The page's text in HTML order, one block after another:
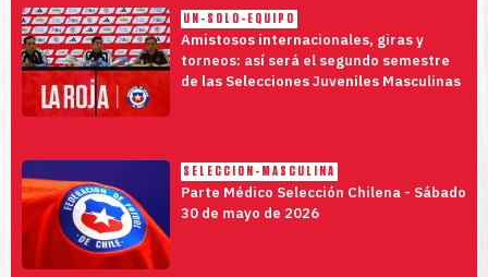
UN-SOLO-EQUIPO
Amistosos internacionales, giras y
torneos: así será el segundo semestre
de las Selecciones Juveniles Masculinas
SELECCION-MASCULINA
Parte Médico Selección Chilena - Sábado
30 de mayo de 2026